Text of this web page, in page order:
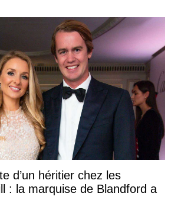
d’un héritier chez les
: la marquise de Blandford a